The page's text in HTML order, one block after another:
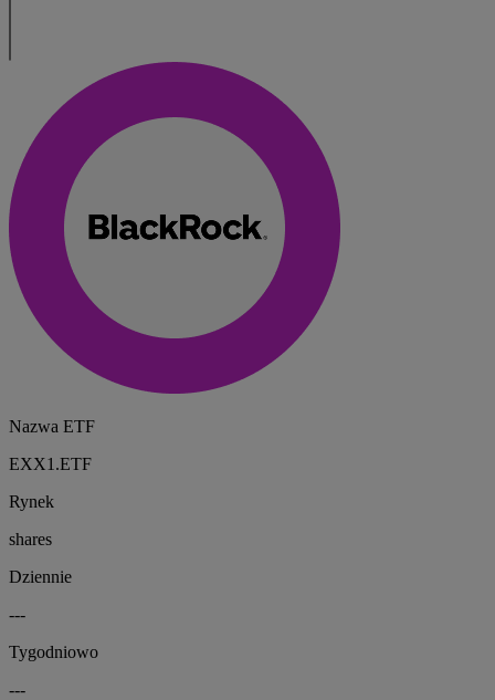
Nazwa ETF
EXX1.ETF
Rynek
shares
Dziennie
---
Tygodniowo
---